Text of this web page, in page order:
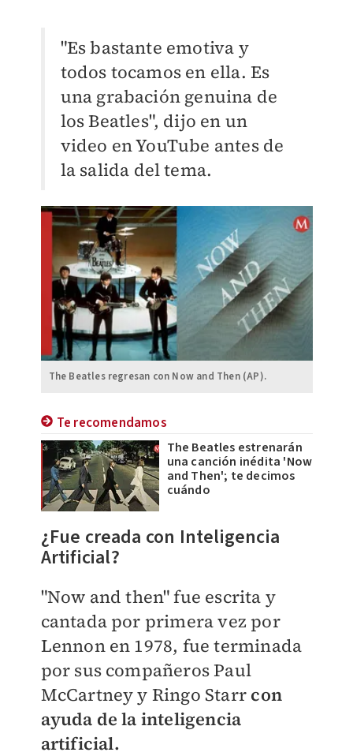
"Es bastante emotiva y
todos tocamos en ella. Es
una grabación genuina de
los Beatles", dijo en un
video en YouTube antes de
la salida del tema.
The Beatles regresan con Now and Then (AP).
Te recomendamos
The Beatles estrenarán
una canción inédita 'Now
and Then'; te decimos
cuándo
¿Fue creada con Inteligencia
Artificial?
"Now and then" fue escrita y
cantada por primera vez por
Lennon en 1978, fue terminada
por sus compañeros Paul
McCartney y Ringo Starr con
ayuda de la inteligencia
artificial.